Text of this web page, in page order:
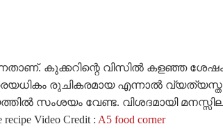
കുക്കറിന്റെ വിസിൽ കളഞ്ഞ
രുചികരമായ എന്നാൽ
സംശയം വേണ്ട. വിശദമായി
Video Credit : A5 food corner